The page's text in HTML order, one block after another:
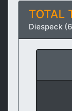
TOTAL
Diespeck